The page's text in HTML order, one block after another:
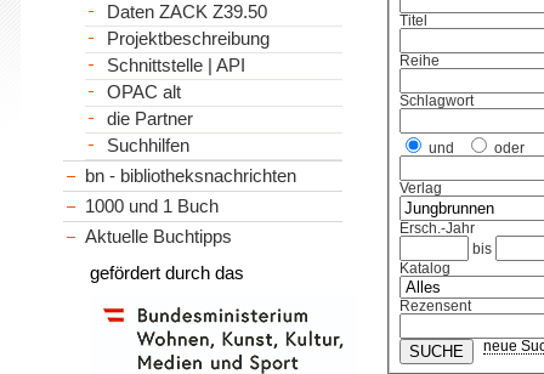
Titel
Reihe
Schlagwort
und oder
Verlag
Ersch.-Jahr
bis
Katalog
Rezensent
neue
Daten ZACK Z39.50
Projektbeschreibung
Schnittstelle | API
OPAC alt
die Partner
Suchhilfen
bn - bibliotheksnachrichten
1000 und 1 Buch
Aktuelle Buchtipps
gefördert durch das